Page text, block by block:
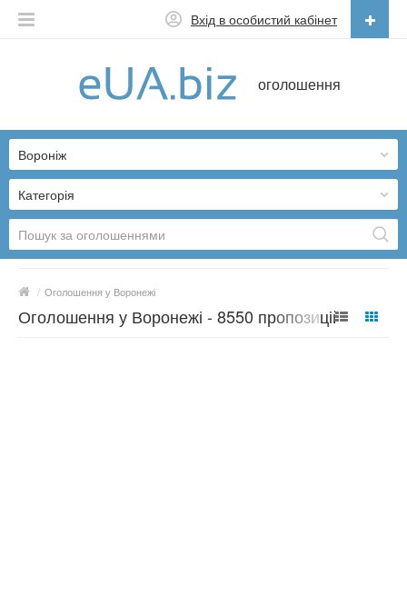
оголошення
Вхід в особистий кабінет
Українська
Категорія
Вороніж
/ Оголошення у Воронежі
Оголошення у Воронежі - 8550 пропозицій